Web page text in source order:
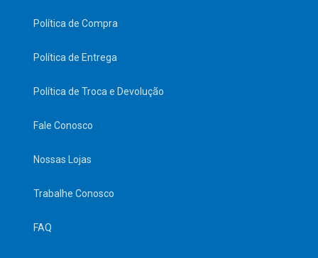
Política de Compra
Política de Entrega
Política de Troca e Devolução
Fale Conosco
Nossas Lojas
Trabalhe Conosco
FAQ